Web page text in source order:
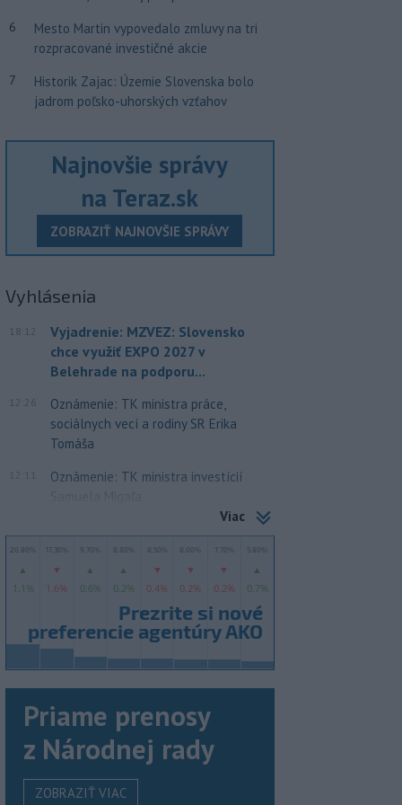
6
Mesto Martin vypovedalo zmluvy na tri
rozpracované investičné akcie
7
Historik Zajac: Územie Slovenska bolo
jadrom poľsko-uhorských vzťahov
Najnovšie správy
na Teraz.sk
ZOBRAZIŤ NAJNOVŠIE SPRÁVY
Vyhlásenia
18:12
Vyjadrenie: MZVEZ: Slovensko
chce využiť EXPO 2027 v
Belehrade na podporu...
12:26
Oznámenie: TK ministra práce,
sociálnych vecí a rodiny SR Erika
Tomáša
Oznámenie: TK ministra investícií
Samuela Migaľa
Viac
Priame prenosy
z Národnej rady
ZOBRAZIŤ VIAC